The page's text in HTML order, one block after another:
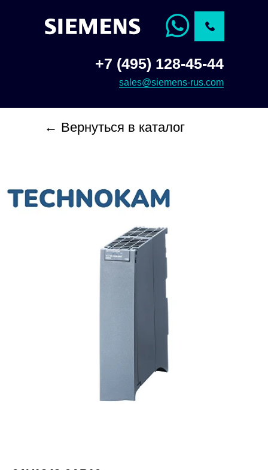
+7 (495) 128-45-44
sales@siemens-rus.com
← Вернуться в каталог